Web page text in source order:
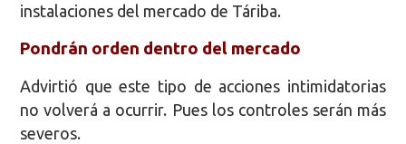
instalaciones del mercado de Táriba.
Pondrán orden dentro del mercado
Advirtió que este tipo de acciones intimidatorias
no volverá a ocurrir. Pues los controles serán más
severos.